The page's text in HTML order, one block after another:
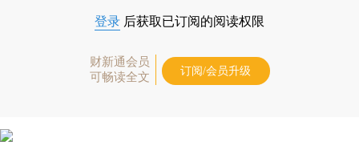
登录 后获取已订阅的阅读权限
财新通会员
可畅读全文
订阅/会员升级